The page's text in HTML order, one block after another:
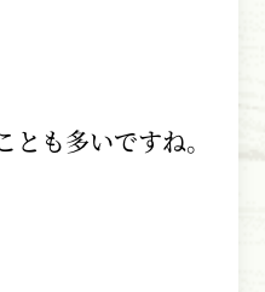
も多いですね。